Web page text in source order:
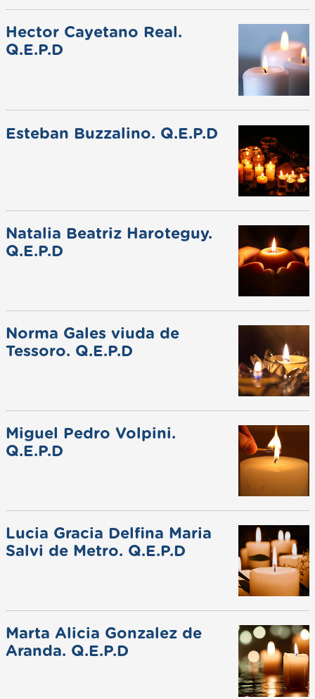
Hector Cayetano Real.
Q.E.P.D
Esteban Buzzalino. Q.E.P.D
Natalia Beatriz Haroteguy.
Q.E.P.D
Norma Gales viuda de
Tessoro. Q.E.P.D
Miguel Pedro Volpini.
Q.E.P.D
Lucia Gracia Delfina Maria
Salvi de Metro. Q.E.P.D
Marta Alicia Gonzalez de
Aranda. Q.E.P.D